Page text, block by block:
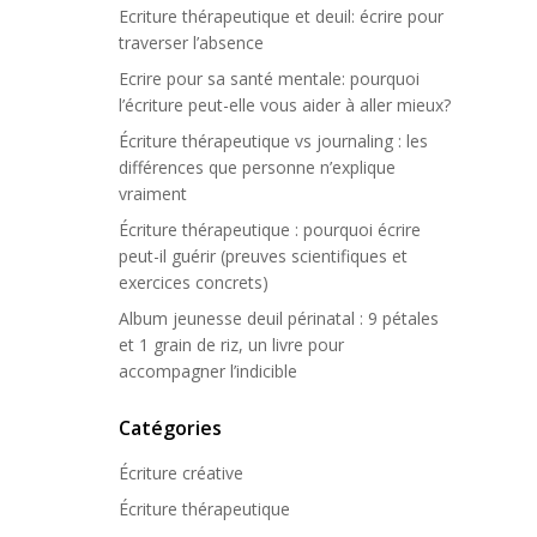
Ecriture thérapeutique et deuil: écrire pour
traverser l’absence
Ecrire pour sa santé mentale: pourquoi
l’écriture peut-elle vous aider à aller mieux?
Écriture thérapeutique vs journaling : les
différences que personne n’explique
vraiment
Écriture thérapeutique : pourquoi écrire
peut-il guérir (preuves scientifiques et
exercices concrets)
Album jeunesse deuil périnatal : 9 pétales
et 1 grain de riz, un livre pour
accompagner l’indicible
Catégories
Écriture créative
Écriture thérapeutique